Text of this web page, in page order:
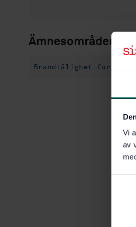
Vi
av
Ämnesområden
Brandtålighet för